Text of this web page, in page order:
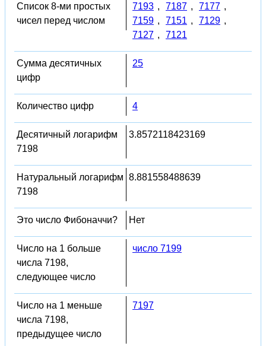
Список 8-ми простых
чисел перед числом
7193 , 7187 , 7177 ,
7159 , 7151 , 7129 ,
7127 , 7121
Сумма десятичных
цифр
25
Количество цифр 4
Десятичный логарифм
7198
3.8572118423169
Натуральный логарифм
7198
8.881558488639
Это число Фибоначчи? Нет
Число на 1 больше
числа 7198,
следующее число
число 7199
Число на 1 меньше
числа 7198,
предыдущее число
7197